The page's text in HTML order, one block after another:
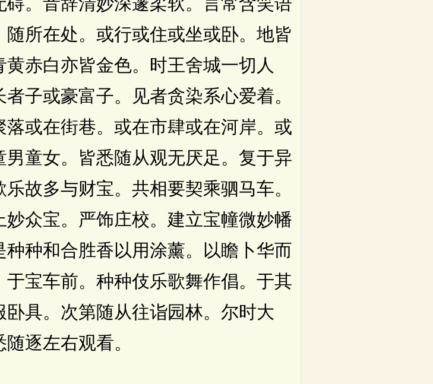
所在处。或行或住或坐或卧。地皆
赤白亦皆金色。时王舍城一切人
子或豪富子。见者贪染系心爱着。
或在街巷。或在市肆或在河岸。或
童女。皆悉随从观无厌足。复于异
故多与财宝。共相要契乘驷马车。
众宝。严饰庄校。建立宝幢微妙幡
种和合胜香以用涂薰。以瞻卜华而
宝车前。种种伎乐歌舞作倡。于其
具。次第随从往诣园林。尔时大
逐左右观看。